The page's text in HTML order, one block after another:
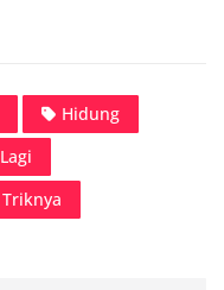
Hidung
Lagi
Triknya